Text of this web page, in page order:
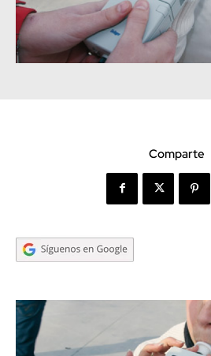
Comparte